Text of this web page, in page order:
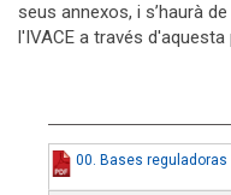
seus annexos, i s’haurà
l'IVACE a través d'aquesta
00. Bases